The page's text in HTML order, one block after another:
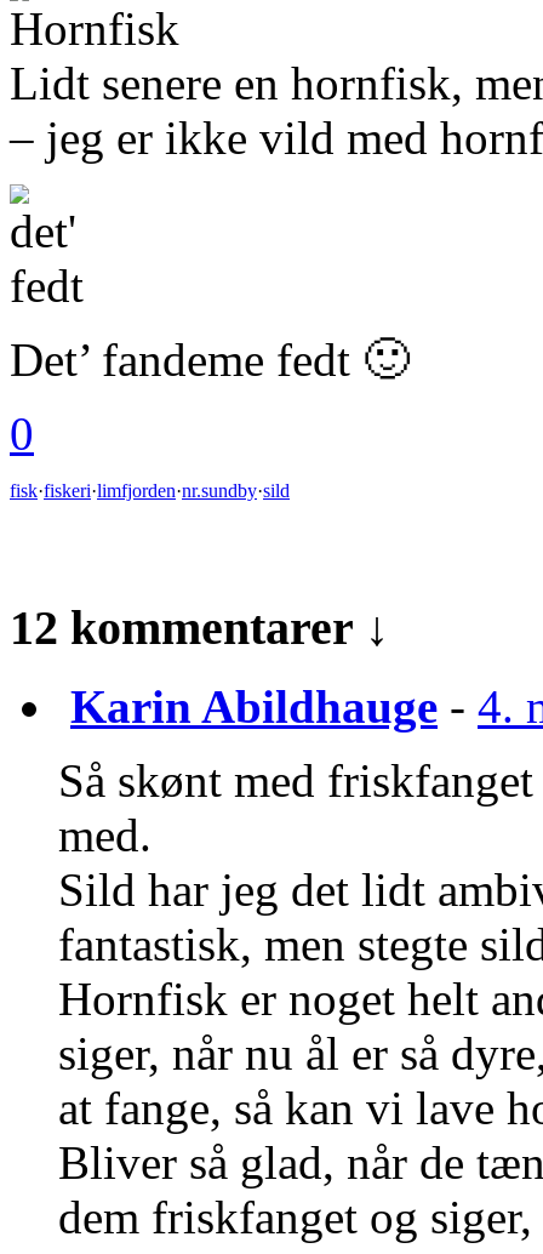
Lidt senere en hornfisk,
– jeg er ikke vild med
Det’ fandeme fedt 🙂
0
fisk·fiskeri·limfjorden·nr.sundby·sild
12 kommentarer ↓
Karin Abildhauge - 4.
Så skønt med
med.
Sild har jeg det lidt
fantastisk, men stegte
Hornfisk er noget helt
siger, når nu ål er så
at fange, så kan vi lave
Bliver så glad, når de
dem friskfanget og